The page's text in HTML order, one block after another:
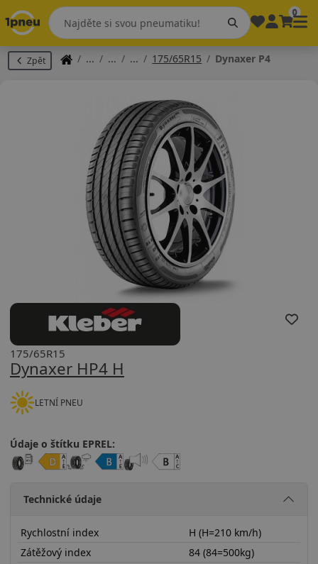
0
Zpět 175/65R15 Dynaxer P4
Dynaxer HP4 H
175/65R15
LETNÍ PNEU
Údaje o štítku EPREL:
Technické údaje
Rychlostní index
H (H=210 km/h)
Zátěžový index
84 (84=500kg)